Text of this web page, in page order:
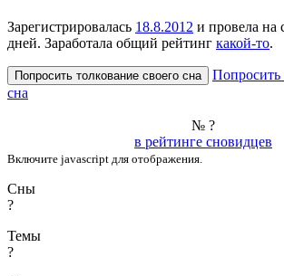
Зарегистрировалась 18.8.2012 и провела на
дней. Заработала общий рейтинг какой-то.
Попросить толкование своего сна
Попросить
сна
№ ?
в рейтинге сновидцев
Включите javascript для отображения.
Сны
?
Темы
?